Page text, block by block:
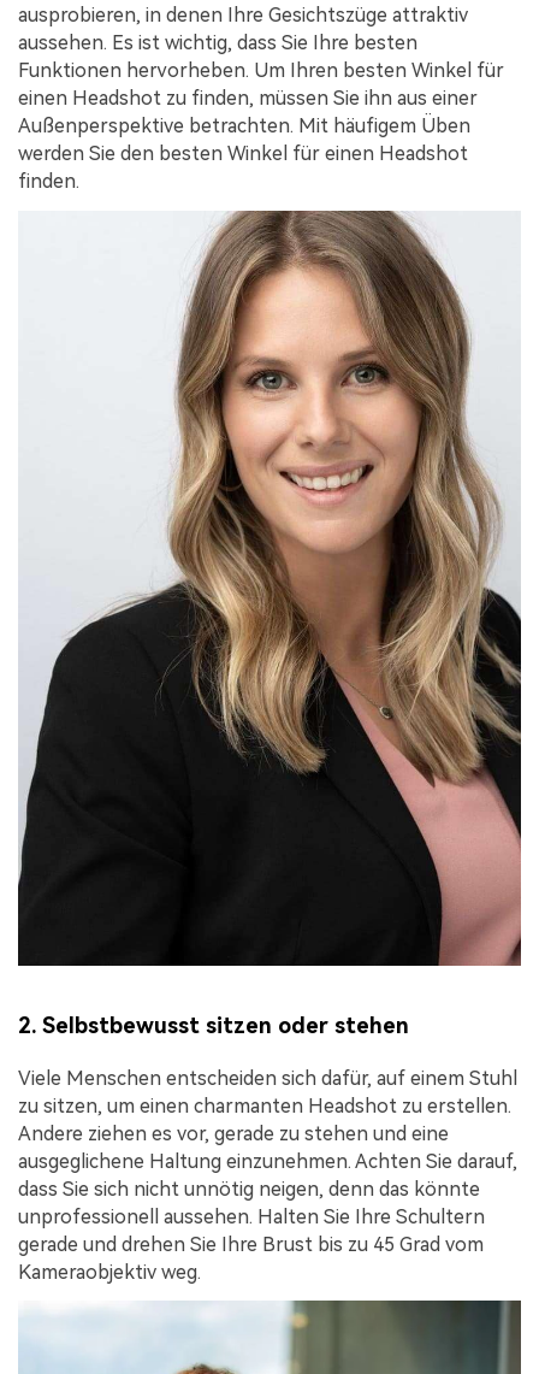
ausprobieren, in denen Ihre Gesichtszüge attraktiv
aussehen. Es ist wichtig, dass Sie Ihre besten
Funktionen hervorheben. Um Ihren besten Winkel für
einen Headshot zu finden, müssen Sie ihn aus einer
Außenperspektive betrachten. Mit häufigem Üben
werden Sie den besten Winkel für einen Headshot
finden.
2. Selbstbewusst sitzen oder stehen
Viele Menschen entscheiden sich dafür, auf einem Stuhl
zu sitzen, um einen charmanten Headshot zu erstellen.
Andere ziehen es vor, gerade zu stehen und eine
ausgeglichene Haltung einzunehmen. Achten Sie darauf,
dass Sie sich nicht unnötig neigen, denn das könnte
unprofessionell aussehen. Halten Sie Ihre Schultern
gerade und drehen Sie Ihre Brust bis zu 45 Grad vom
Kameraobjektiv weg.